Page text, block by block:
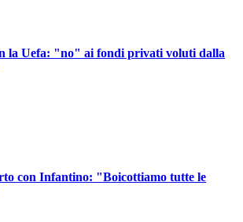
la Uefa: "no" ai fondi privati voluti dalla
con Infantino: "Boicottiamo tutte le